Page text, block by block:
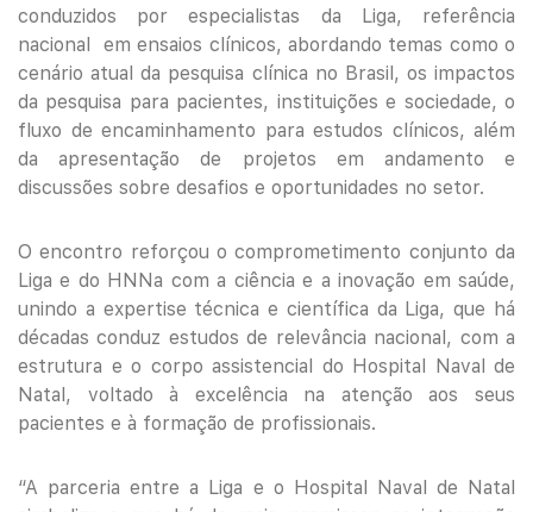
conduzidos por especialistas da Liga, referência
nacional em ensaios clínicos, abordando temas como o
cenário atual da pesquisa clínica no Brasil, os impactos
da pesquisa para pacientes, instituições e sociedade, o
fluxo de encaminhamento para estudos clínicos, além
da apresentação de projetos em andamento e
discussões sobre desafios e oportunidades no setor.
O encontro reforçou o comprometimento conjunto da
Liga e do HNNa com a ciência e a inovação em saúde,
unindo a expertise técnica e científica da Liga, que há
décadas conduz estudos de relevância nacional, com a
estrutura e o corpo assistencial do Hospital Naval de
Natal, voltado à excelência na atenção aos seus
pacientes e à formação de profissionais.
“A parceria entre a Liga e o Hospital Naval de Natal